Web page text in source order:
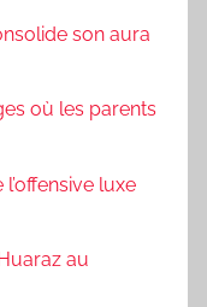
son aura
où les parents
luxe
au